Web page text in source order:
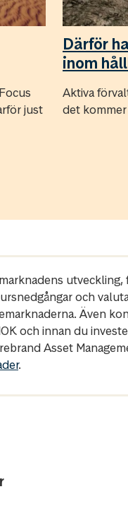
just
Därför
inom
Aktiva
det kommer
och
Även
och innan du
Asset
.